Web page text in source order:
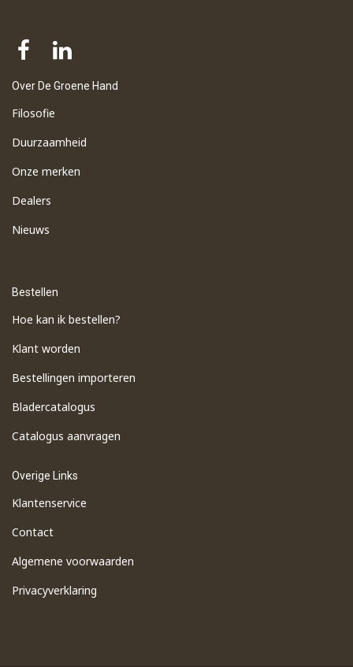
Over De Groene Hand
Filosofie
Duurzaamheid
Onze merken
Dealers
Nieuws
Bestellen
Hoe kan ik bestellen?
Klant worden
Bestellingen importeren
​Bladercatalogus
​Catalogus aanvragen
Overige Links
Klantenservice
Contact
Algemene voorwaarden
Privacyverklaring